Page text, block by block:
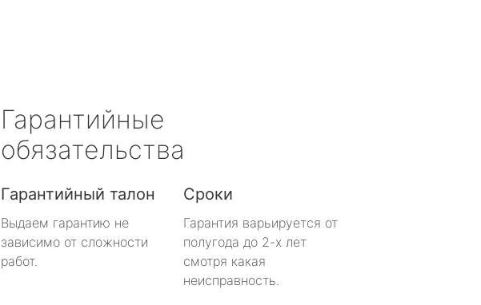
Гарантийные
обязательства
Гарантийный талон
Выдаем гарантию не
зависимо от сложности
работ.
Сроки
Гарантия варьируется от
полугода до 2-х лет
смотря какая
неисправность.